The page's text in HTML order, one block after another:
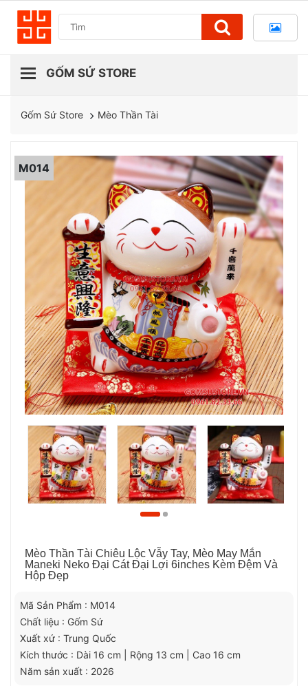
Gốm Sứ Store Mèo Thần Tài
M014
Mèo Thần Tài Chiêu Lộc Vẫy Tay, Mèo May Mắn
Maneki Neko Đại Cát Đại Lợi 6inches Kèm Đệm Và
Hộp Đẹp
Mã Sản Phẩm : M014
Chất liệu : Gốm Sứ
Xuất xứ : Trung Quốc
Kích thước : Dài 16 cm | Rộng 13 cm | Cao 16 cm
Năm sản xuất : 2026